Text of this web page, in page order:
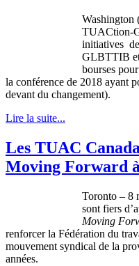
Washington
TUACtion-
initiatives
GLBTTIB et
bourses
la conférence de 2018 ayant
devant du changement).
Lire la suite...
Les TUAC
Moving Forward
Toronto – 8
sont fiers
Moving
renforcer la Fédération du
mouvement syndical de la
années.